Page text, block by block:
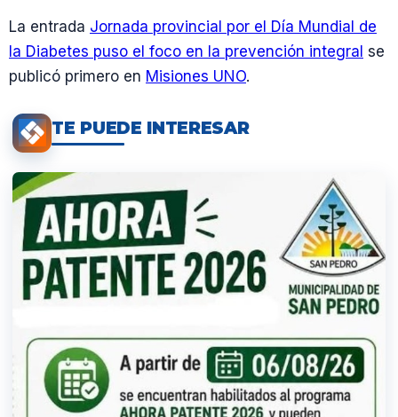
La entrada Jornada provincial por el Día Mundial de
la Diabetes puso el foco en la prevención integral se
publicó primero en Misiones UNO.
TE PUEDE INTERESAR